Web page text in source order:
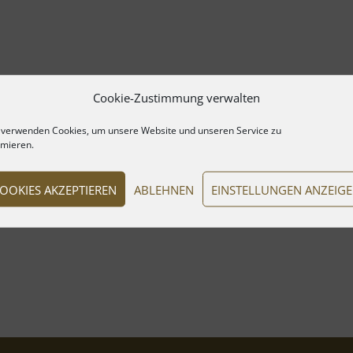
Cookie-Zustimmung verwalten
Cookies, um unsere Website und unseren Service zu
AKZEPTIEREN ABLEHNEN EINSTELLUNGEN